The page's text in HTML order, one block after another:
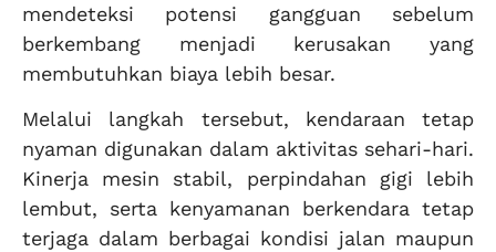
mendeteksi potensi gangguan sebelum
berkembang menjadi kerusakan yang
membutuhkan biaya lebih besar.
Melalui langkah tersebut, kendaraan tetap
nyaman digunakan dalam aktivitas sehari-hari.
Kinerja mesin stabil, perpindahan gigi lebih
lembut, serta kenyamanan berkendara tetap
terjaga dalam berbagai kondisi jalan maupun